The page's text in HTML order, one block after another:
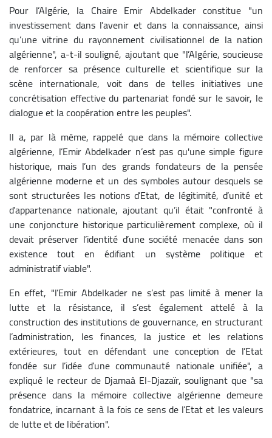
Pour l’Algérie, la Chaire Emir Abdelkader constitue "un
investissement dans l’avenir et dans la connaissance, ainsi
qu’une vitrine du rayonnement civilisationnel de la nation
algérienne", a-t-il souligné, ajoutant que "l’Algérie, soucieuse
de renforcer sa présence culturelle et scientifique sur la
scène internationale, voit dans de telles initiatives une
concrétisation effective du partenariat fondé sur le savoir, le
dialogue et la coopération entre les peuples".
Il a, par là même, rappelé que dans la mémoire collective
algérienne, l’Emir Abdelkader n’est pas qu'une simple figure
historique, mais l’un des grands fondateurs de la pensée
algérienne moderne et un des symboles autour desquels se
sont structurées les notions d’Etat, de légitimité, d’unité et
d’appartenance nationale, ajoutant qu’il était "confronté à
une conjoncture historique particulièrement complexe, où il
devait préserver l’identité d’une société menacée dans son
existence tout en édifiant un système politique et
administratif viable".
En effet, "l’Emir Abdelkader ne s’est pas limité à mener la
lutte et la résistance, il s’est également attelé à la
construction des institutions de gouvernance, en structurant
l’administration, les finances, la justice et les relations
extérieures, tout en défendant une conception de l’Etat
fondée sur l’idée d’une communauté nationale unifiée", a
expliqué le recteur de Djamaâ El-Djazaïr, soulignant que "sa
présence dans la mémoire collective algérienne demeure
fondatrice, incarnant à la fois ce sens de l’Etat et les valeurs
de lutte et de libération".